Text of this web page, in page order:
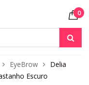
0
EyeBrow
Delia
Escuro